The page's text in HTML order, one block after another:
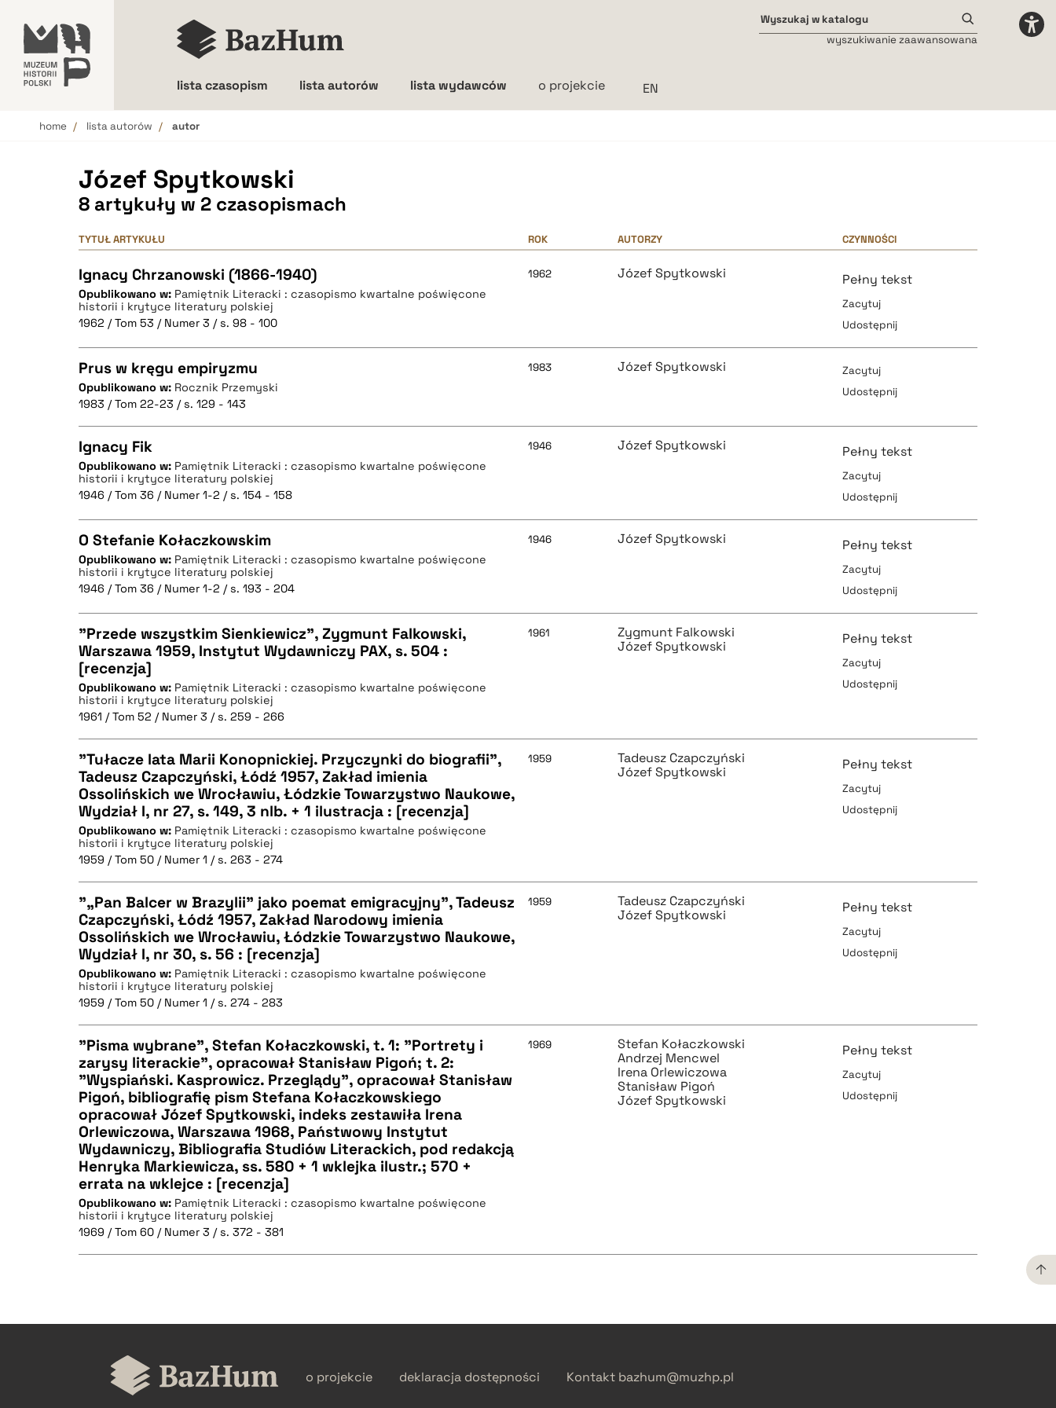
lista czasopism lista autorów lista wydawców o projekcie
wyszukiwanie zaawansowana
home lista autorów autor
Józef Spytkowski
8 artykuły w 2 czasopismach
TYTUŁ ARTYKUŁU ROK AUTORZY CZYNNOŚCI
Ignacy Chrzanowski (1866-1940)
Opublikowano w: Pamiętnik Literacki : czasopismo kwartalne poświęcone
historii i krytyce literatury polskiej
1962 / Tom 53 / Numer 3 / s. 98 - 100
1962 Józef Spytkowski Pełny tekst
Zacytuj
Udostępnij
CZYSTY TEKST
BIBTEX
Prus w kręgu empiryzmu
Opublikowano w: Rocznik Przemyski
1983 / Tom 22-23 / s. 129 - 143
1983 Józef Spytkowski
Zacytuj
Udostępnij
CZYSTY TEKST
pobierz cytat
BIBTEX
Ignacy Fik
Opublikowano w: Pamiętnik Literacki : czasopismo kwartalne poświęcone
historii i krytyce literatury polskiej
1946 / Tom 36 / Numer 1-2 / s. 154 - 158
1946 Józef Spytkowski Pełny tekst
Zacytuj
Udostępnij
CZYSTY TEKST
pobierz cytat
BIBTEX
O Stefanie Kołaczkowskim
Opublikowano w: Pamiętnik Literacki : czasopismo kwartalne poświęcone
historii i krytyce literatury polskiej
1946 / Tom 36 / Numer 1-2 / s. 193 - 204
1946 Józef Spytkowski Pełny tekst
Zacytuj
Udostępnij
CZYSTY TEKST
BIBTEX
pobierz cytat
"Przede wszystkim Sienkiewicz", Zygmunt Falkowski,
Warszawa 1959, Instytut Wydawniczy PAX, s. 504 :
[recenzja]
Opublikowano w: Pamiętnik Literacki : czasopismo kwartalne poświęcone
historii i krytyce literatury polskiej
1961 / Tom 52 / Numer 3 / s. 259 - 266
1961
Zygmunt Falkowski
Józef Spytkowski
Pełny tekst
Zacytuj
Udostępnij
CZYSTY TEKST
BIBTEX
pobierz cytat
"Tułacze lata Marii Konopnickiej. Przyczynki do biografii",
Tadeusz Czapczyński, Łódź 1957, Zakład imienia
Ossolińskich we Wrocławiu, Łódzkie Towarzystwo Naukowe,
Wydział I, nr 27, s. 149, 3 nlb. + 1 ilustracja : [recenzja]
Opublikowano w: Pamiętnik Literacki : czasopismo kwartalne poświęcone
historii i krytyce literatury polskiej
1959 / Tom 50 / Numer 1 / s. 263 - 274
1959
Tadeusz Czapczyński
Józef Spytkowski
Pełny tekst
Zacytuj
Udostępnij
CZYSTY TEKST
BIBTEX
pobierz cytat
"„Pan Balcer w Brazylii” jako poemat emigracyjny", Tadeusz
Czapczyński, Łódź 1957, Zakład Narodowy imienia
Ossolińskich we Wrocławiu, Łódzkie Towarzystwo Naukowe,
Wydział I, nr 30, s. 56 : [recenzja]
Opublikowano w: Pamiętnik Literacki : czasopismo kwartalne poświęcone
historii i krytyce literatury polskiej
1959 / Tom 50 / Numer 1 / s. 274 - 283
1959
Tadeusz Czapczyński
Józef Spytkowski
Pełny tekst
Zacytuj
Udostępnij
CZYSTY TEKST
BIBTEX
"Pisma wybrane", Stefan Kołaczkowski, t. 1: "Portrety i
zarysy literackie", opracował Stanisław Pigoń; t. 2:
"Wyspiański. Kasprowicz. Przeglądy", opracował Stanisław
Pigoń, bibliografię pism Stefana Kołaczkowskiego
opracował Józef Spytkowski, indeks zestawiła Irena
Orlewiczowa, Warszawa 1968, Państwowy Instytut
Wydawniczy, Bibliografia Studiów Literackich, pod redakcją
Henryka Markiewicza, ss. 580 + 1 wklejka ilustr.; 570 +
errata na wklejce : [recenzja]
Opublikowano w: Pamiętnik Literacki : czasopismo kwartalne poświęcone
historii i krytyce literatury polskiej
1969 / Tom 60 / Numer 3 / s. 372 - 381
1969
Stefan Kołaczkowski
Andrzej Mencwel
Irena Orlewiczowa
Stanisław Pigoń
Józef Spytkowski
Pełny tekst
Zacytuj
Udostępnij
o projekcie deklaracja dostępności Kontakt bazhum@muzhp.pl